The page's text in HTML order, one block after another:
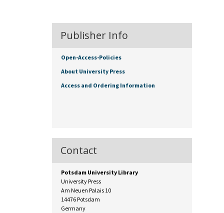
Publisher Info
Open-Access-Policies
About University Press
Access and Ordering Information
Contact
Potsdam University Library
University Press
Am Neuen Palais 10
14476 Potsdam
Germany